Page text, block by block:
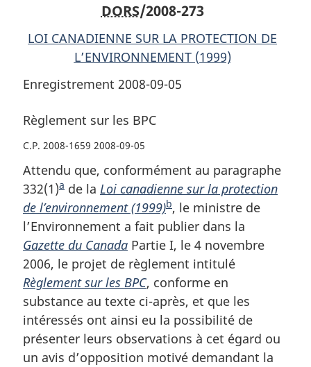
DORS/2008-273
LOI CANADIENNE SUR LA PROTECTION DE
L’ENVIRONNEMENT (1999)
Enregistrement 2008-09-05
Règlement sur les BPC
C.P. 2008-1659 2008-09-05
Attendu que, conformément au paragraphe
332(1)N
o
t
e
d
e
b
a
s
d
a de la Loi canadienne sur la protection
de l’environnement (1999)N
o
t
e
d
e
b
a
s
b, le ministre de
l’Environnement a fait publier dans la
Gazette du Canada Partie I, le 4 novembre
2006, le projet de règlement intitulé
Règlement sur les BPC, conforme en
substance au texte ci-après, et que les
intéressés ont ainsi eu la possibilité de
présenter leurs observations à cet égard ou
un avis d’opposition motivé demandant la